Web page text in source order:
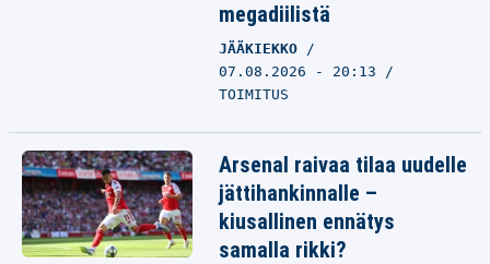
megadiilistä
JÄÄKIEKKO
07.08.2026 - 20:13
TOIMITUS
Arsenal raivaa tilaa uudelle
jättihankinnalle –
kiusallinen ennätys
samalla rikki?